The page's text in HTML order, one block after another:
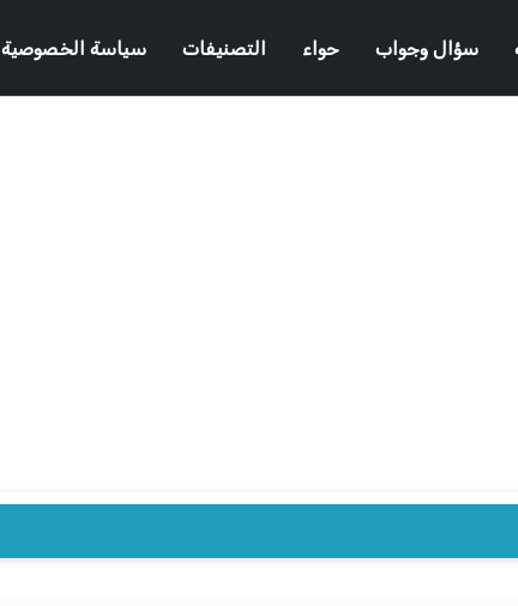
سؤال وجواب حواء التصنيفات سياسة الخصوصية